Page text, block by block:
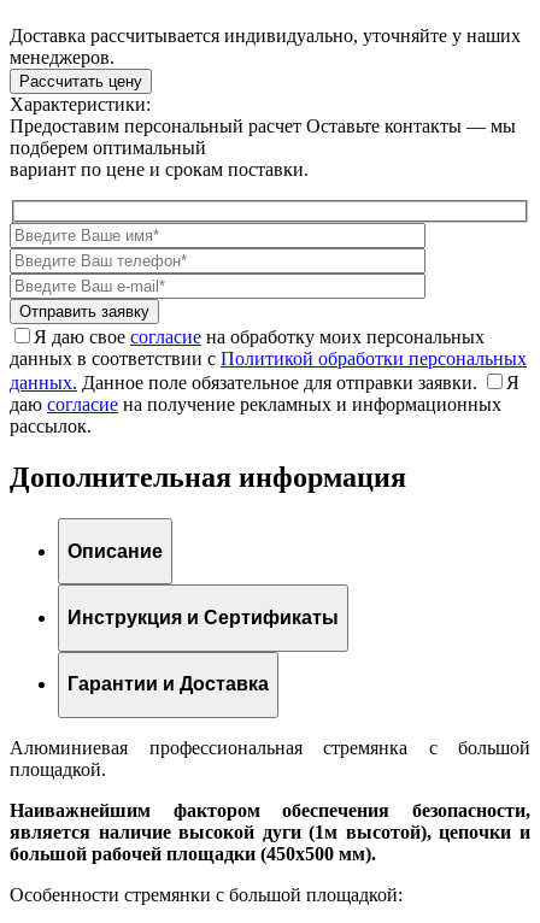
Доставка рассчитывается индивидуально, уточняйте у наших
менеджеров.
Рассчитать цену
Характеристики:
Предоставим персональный расчет Оставьте контакты — мы
подберем оптимальный
вариант по цене и срокам поставки.
Я даю свое согласие на обработку моих персональных
данных в соответствии с Политикой обработки персональных
данных. Данное поле обязательное для отправки заявки.
Я
даю согласие на получение рекламных и информационных
рассылок.
Дополнительная информация
Описание
Инструкция и Сертификаты
Гарантии и Доставка
Алюминиевая профессиональная стремянка с большой
площадкой.
Наиважнейшим фактором обеспечения безопасности,
является наличие высокой дуги (1м высотой), цепочки и
большой рабочей площадки (450х500 мм).
Особенности стремянки с большой площадкой: